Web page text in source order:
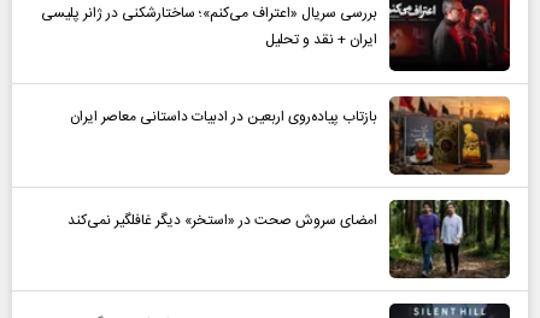
بررسی سریال «اعتراف می‌کنم»؛ ساختارشکنی در ژانر پلیسی
ایران + نقد و تحلیل
بازتاب پیاده‌روی اربعین در ادبیات داستانی معاصر ایران
امضای سروش صحت در «استخر» دیگر غافلگیر نمی‌کند